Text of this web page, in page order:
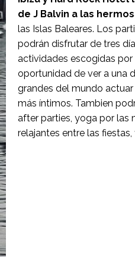
de J Balvin a las
las Islas Baleares. Los
podrán disfrutar de tres
actividades escogidas
oportunidad de ver a una
grandes del mundo
más íntimos. Tambien
after parties, yoga por las
relajantes entre las fiestas,